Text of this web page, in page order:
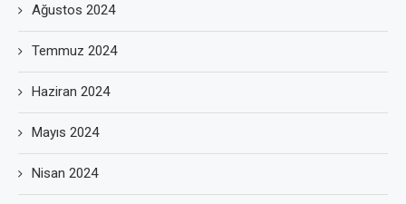
Ağustos 2024
Temmuz 2024
Haziran 2024
Mayıs 2024
Nisan 2024